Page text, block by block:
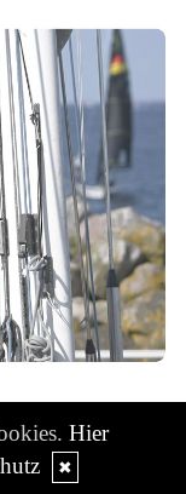
Hier
✖